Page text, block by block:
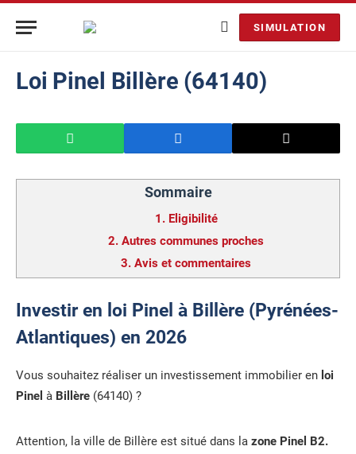
SIMULATION
Loi Pinel Billère (64140)
Sommaire
1. Eligibilité
2. Autres communes proches
3. Avis et commentaires
Investir en loi Pinel à Billère (Pyrénées-
Atlantiques) en 2026
Vous souhaitez réaliser un investissement immobilier en loi
Pinel à Billère (64140) ?
Attention, la ville de Billère est situé dans la zone Pinel B2.